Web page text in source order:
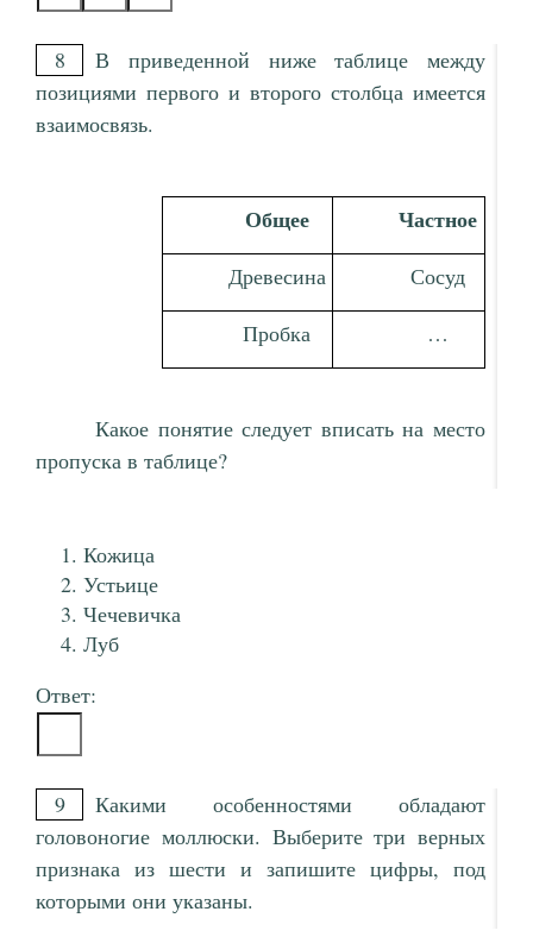
8
В приведенной ниже таблице между
позициями первого и второго столбца имеется
взаимосвязь.
Общее Частное
Древесина
Сосуд
Пробка
…
Какое понятие следует вписать на место
пропуска в таблице?
Кожица
Устьице
Чечевичка
Луб
Ответ:
9
Какими особенностями обладают
головоногие моллюски. Выберите три верных
признака из шести и запишите цифры, под
которыми они указаны.